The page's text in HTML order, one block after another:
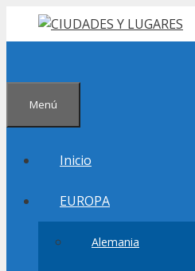
Saltar
Menú
Inicio
EUROPA
Alemania